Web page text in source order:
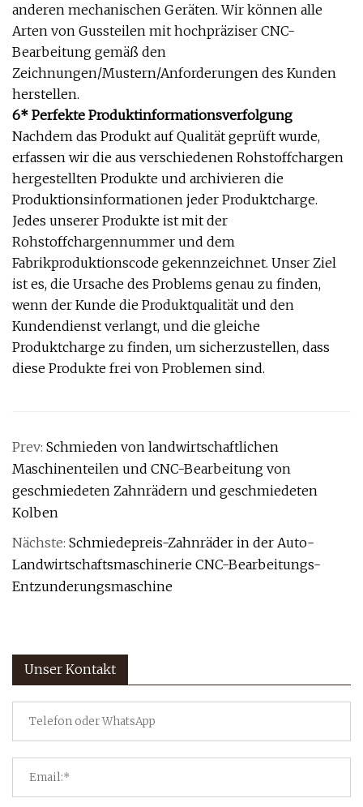
anderen mechanischen Geräten. Wir können alle
Arten von Gussteilen mit hochpräziser CNC-
Bearbeitung gemäß den
Zeichnungen/Mustern/Anforderungen des Kunden
herstellen.
6* Perfekte Produktinformationsverfolgung
Nachdem das Produkt auf Qualität geprüft wurde,
erfassen wir die aus verschiedenen Rohstoffchargen
hergestellten Produkte und archivieren die
Produktionsinformationen jeder Produktcharge.
Jedes unserer Produkte ist mit der
Rohstoffchargennummer und dem
Fabrikproduktionscode gekennzeichnet. Unser Ziel
ist es, die Ursache des Problems genau zu finden,
wenn der Kunde die Produktqualität und den
Kundendienst verlangt, und die gleiche
Produktcharge zu finden, um sicherzustellen, dass
diese Produkte frei von Problemen sind.
Prev: Schmieden von landwirtschaftlichen
Maschinenteilen und CNC-Bearbeitung von
geschmiedeten Zahnrädern und geschmiedeten
Kolben
Nächste: Schmiedepreis-Zahnräder in der Auto-
Landwirtschaftsmaschinerie CNC-Bearbeitungs-
Entzunderungsmaschine
Unser Kontakt